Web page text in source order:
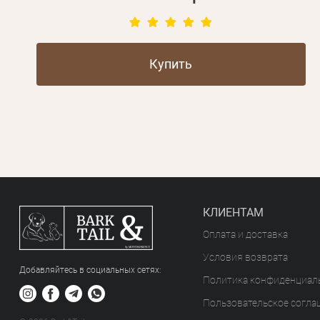
Купить
Добавляйтесь в социальных сетяx:
КЛИЕНТАМ
Оплата и доставка
Условия возврата
Политика
Пользовательское